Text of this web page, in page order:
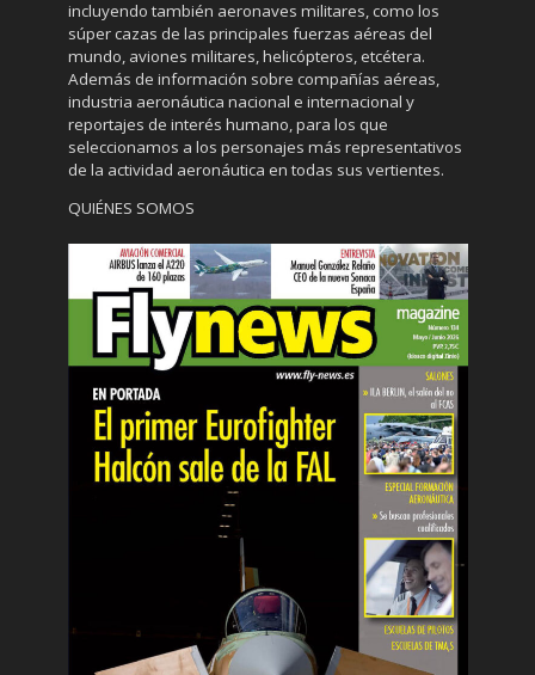
incluyendo también aeronaves militares, como los
súper cazas de las principales fuerzas aéreas del
mundo, aviones militares, helicópteros, etcétera.
Además de información sobre compañías aéreas,
industria aeronáutica nacional e internacional y
reportajes de interés humano, para los que
seleccionamos a los personajes más representativos
de la actividad aeronáutica en todas sus vertientes.
QUIÉNES SOMOS